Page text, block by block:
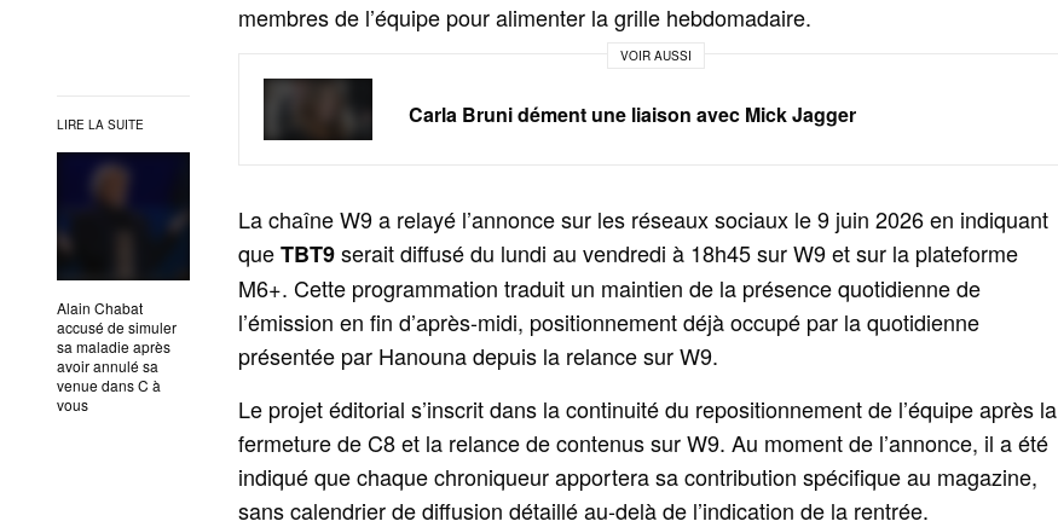
LIRE LA SUITE
Alain Chabat
accusé de simuler
sa maladie après
avoir annulé sa
venue dans C à
vous
membres de l’équipe pour alimenter la grille hebdomadaire.
VOIR AUSSI
Carla Bruni dément une liaison avec Mick Jagger
La chaîne W9 a relayé l’annonce sur les réseaux sociaux le 9 juin 2026 en indiquant
queTBT9serait diffusé du lundi au vendredi à 18h45 sur W9 et sur la plateforme
M6+. Cette programmation traduit un maintien de la présence quotidienne de
l’émission en fin d’après-midi, positionnement déjà occupé par la quotidienne
présentée par Hanouna depuis la relance sur W9.
Le projet éditorial s’inscrit dans la continuité du repositionnement de l’équipe après la
fermeture de C8 et la relance de contenus sur W9. Au moment de l’annonce, il a été
indiqué que chaque chroniqueur apportera sa contribution spécifique au magazine,
sans calendrier de diffusion détaillé au-delà de l’indication de la rentrée.